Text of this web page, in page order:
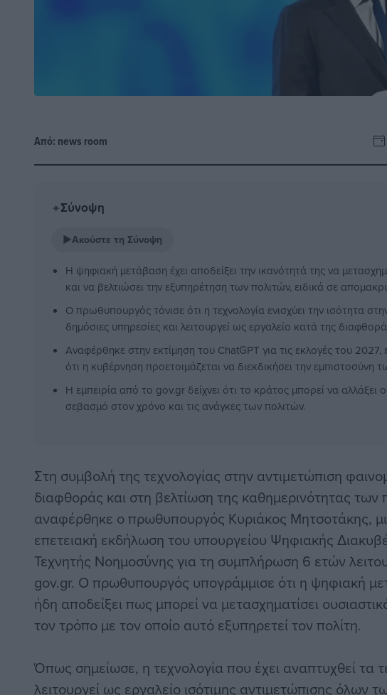
Από: news room
✦Σύνοψη
▶Ακούστε τη Σύνοψη
Η ψηφιακή μετάβαση έχει αποδείξει την ικανότητά της να
και να βελτιώσει την εξυπηρέτηση των πολιτών, ειδικά σε
Ο πρωθυπουργός τόνισε ότι η τεχνολογία ενισχύει την ισότητα
δημόσιες υπηρεσίες και λειτουργεί ως εργαλείο κατά της
Αναφέρθηκε στην εκτίμηση του ChatGPT για τις εκλογές του 2027,
ότι η κυβέρνηση προετοιμάζεται να διεκδικήσει την εμπιστοσύνη
Η εμπειρία από το gov.gr δείχνει ότι το κράτος μπορεί να αλλάξει
σεβασμό στον χρόνο και τις ανάγκες των πολιτών.
Στη συμβολή της τεχνολογίας στην αντιμετώπιση
διαφθοράς και στη βελτίωση της καθημερινότητας των
αναφέρθηκε ο πρωθυπουργός Κυριάκος Μητσοτάκης,
επετειακή εκδήλωση του υπουργείου Ψηφιακής
Τεχνητής Νοημοσύνης για τη συμπλήρωση 6 ετών
gov.gr. Ο πρωθυπουργός υπογράμμισε ότι η ψηφιακή
ήδη αποδείξει πως μπορεί να μετασχηματίσει
τον τρόπο με τον οποίο αυτό εξυπηρετεί τον πολίτη.
Όπως σημείωσε, η τεχνολογία που έχει αναπτυχθεί τα
λειτουργεί ως εργαλείο ισότιμης αντιμετώπισης όλων